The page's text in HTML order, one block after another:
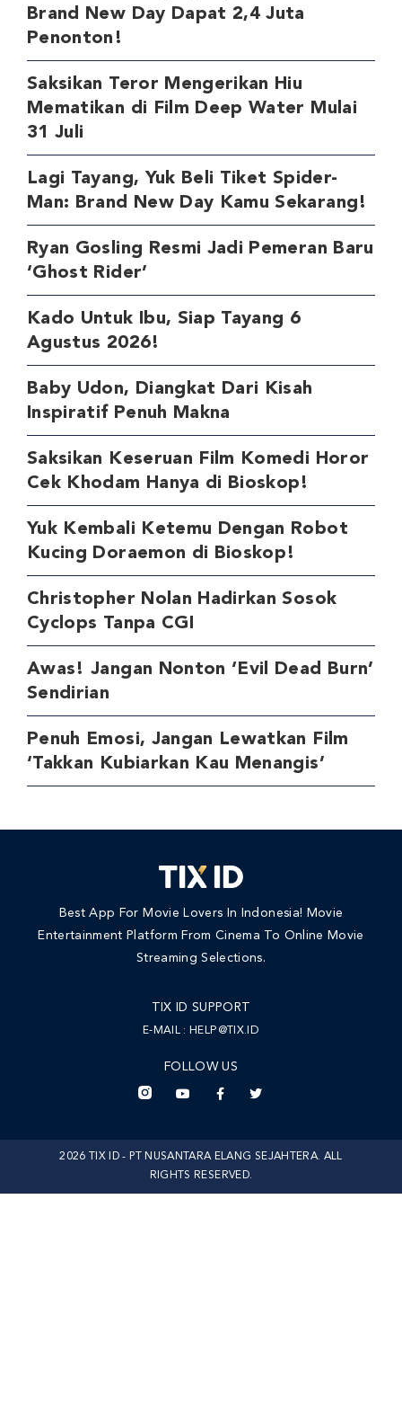
Brand New Day Dapat 2,4 Juta
Penonton!
Saksikan Teror Mengerikan Hiu
Mematikan di Film Deep Water Mulai
31 Juli
Lagi Tayang, Yuk Beli Tiket Spider-
Man: Brand New Day Kamu Sekarang!
Ryan Gosling Resmi Jadi Pemeran Baru
‘Ghost Rider’
Kado Untuk Ibu, Siap Tayang 6
Agustus 2026!
Baby Udon, Diangkat Dari Kisah
Inspiratif Penuh Makna
Saksikan Keseruan Film Komedi Horor
Cek Khodam Hanya di Bioskop!
Yuk Kembali Ketemu Dengan Robot
Kucing Doraemon di Bioskop!
Christopher Nolan Hadirkan Sosok
Cyclops Tanpa CGI
Awas! Jangan Nonton ‘Evil Dead Burn’
Sendirian
Penuh Emosi, Jangan Lewatkan Film
‘Takkan Kubiarkan Kau Menangis’
Best App For Movie Lovers In Indonesia! Movie
Entertainment Platform From Cinema To Online Movie
Streaming Selections.
TIX ID SUPPORT
E-MAIL : HELP@TIX.ID
FOLLOW US
2026 TIX ID - PT NUSANTARA ELANG SEJAHTERA. ALL
RIGHTS RESERVED.